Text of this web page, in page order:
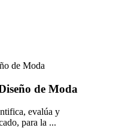
de Moda
evalúa y
para la ...